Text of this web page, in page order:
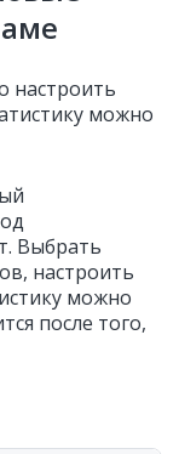
можно
Выбрать
настроить
можно
после того,